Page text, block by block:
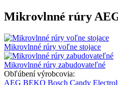
Mikrovlnné rúry
Mikrovlnné rúry voľne stojace
Mikrovlnné rúry zabudovateľné
Obľúbení výrobcovia:
AEG BEKO Bosch Candy